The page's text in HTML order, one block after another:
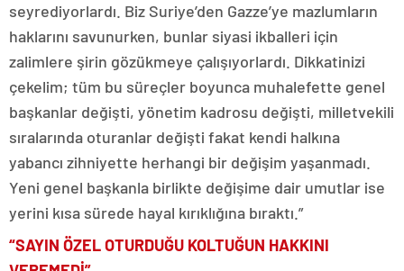
seyrediyorlardı. Biz Suriye’den Gazze’ye mazlumların
haklarını savunurken, bunlar siyasi ikballeri için
zalimlere şirin gözükmeye çalışıyorlardı. Dikkatinizi
çekelim; tüm bu süreçler boyunca muhalefette genel
başkanlar değişti, yönetim kadrosu değişti, milletvekili
sıralarında oturanlar değişti fakat kendi halkına
yabancı zihniyette herhangi bir değişim yaşanmadı.
Yeni genel başkanla birlikte değişime dair umutlar ise
yerini kısa sürede hayal kırıklığına bıraktı.”
“SAYIN ÖZEL OTURDUĞU KOLTUĞUN HAKKINI